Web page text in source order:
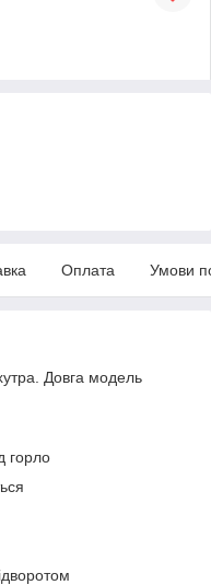
Оплата Умови
Довга модель
горло